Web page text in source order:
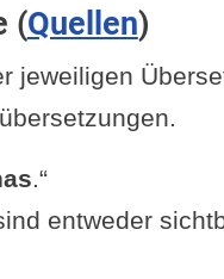
(Quellen)
jeweiligen
.“
entweder